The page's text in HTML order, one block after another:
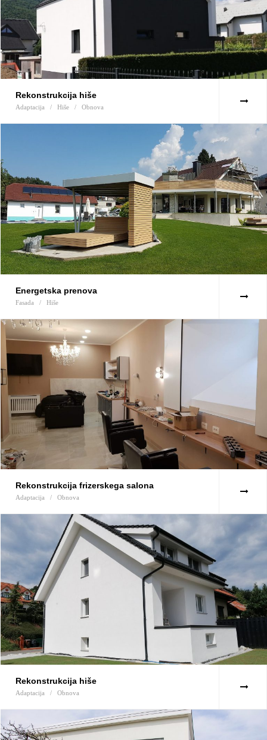
Rekonstrukcija hiše
Adaptacija / Hiše / Obnova
Energetska prenova
Fasada / Hiše
Rekonstrukcija frizerskega salona
Adaptacija / Obnova
Rekonstrukcija hiše
Adaptacija / Obnova